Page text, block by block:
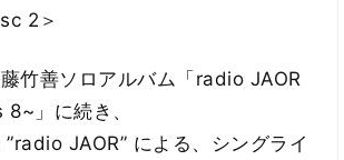
2＞
竹善ソロアルバム「radio JAOR
」に続き、
JAOR” による、シングライ